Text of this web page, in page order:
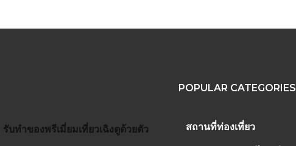
รับทำของพรีเมี่ยมเที่ยวเฉิงตูด้วยตัว
POPULAR CATEGORIES
สถานที่ท่องเที่ยว